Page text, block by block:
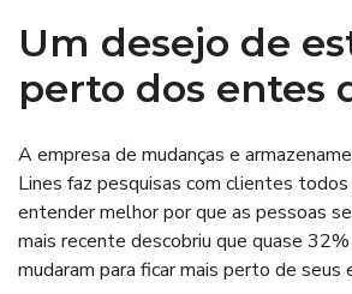
Um desejo de
perto dos entes
A empresa de mudanças e
Lines faz pesquisas com clientes todos
entender melhor por que as pessoas
mais recente descobriu que quase
mudaram para ficar mais perto de seus